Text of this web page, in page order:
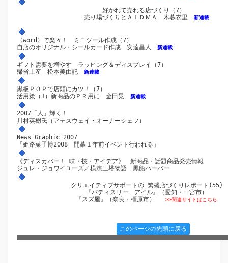
好かれて売れる店づくり（7）
売り場づくりとＡＩＤＭＡ 木暮衣里
新連載
〈word〉で楽々！ ミニツール作成（7）
自店のオリジナル・シールカード作成 安達昌人
新連載
ギフト需要を増やす ラッピング＆ディスプレイ（7）
帰省土産 松本美由記
新連載
黒板ＰＯＰで店頭にカツ！（7）
活用策（1）新商品のＰＲ用に 金田晃
新連載
2007「人」輝く！
川村英樹氏（アテスウェイ・オーナーシェフ）
News Graphic 2007
「姫路菓子博2008 開幕１年前イベント行われる」
《ディスカバー！ 味・技・アイデア》 新商品・話題商品発売情報
ジュレ・ジョワイユーズ／横濱三塔物語 黒船ハーバー
クリエイティブサポートの 繁盛店づくりレポート(55)
『パティスリー アイル』（愛知・一宮市）
『スズ屋』（奈良・橿原市）
>>関連サイトはこちら
このページの先頭に戻る